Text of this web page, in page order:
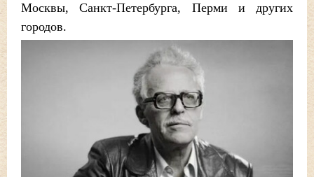
Москвы, Санкт-Петербурга, Перми и других
городов.